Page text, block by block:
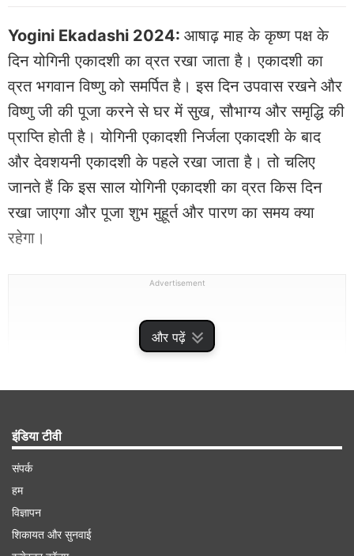
और पढ़ें
Yogini Ekadashi 2024: आषाढ़ माह के कृष्ण पक्ष के
दिन योगिनी एकादशी का व्रत रखा जाता है। एकादशी का
व्रत भगवान विष्णु को समर्पित है। इस दिन उपवास रखने और
विष्णु जी की पूजा करने से घर में सुख, सौभाग्य और समृद्धि की
प्राप्ति होती है। योगिनी एकादशी निर्जला एकादशी के बाद
और देवशयनी एकादशी के पहले रखा जाता है। तो चलिए
जानते हैं कि इस साल योगिनी एकादशी का व्रत किस दिन
रखा जाएगा और पूजा शुभ मुहूर्त और पारण का समय क्या
रहेगा।
Advertisement
योगिनी एकादशी व्रत 2024 तिथि शुभ मुहूर्त और पारण का
समय
इंडिया टीवी
संपर्क
हम
विज्ञापन
शिकायत और सुनवाई